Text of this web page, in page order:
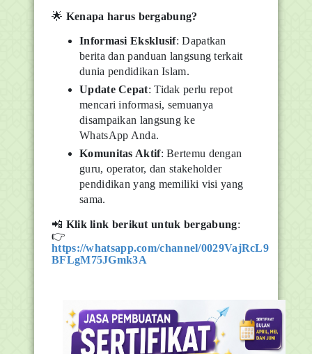
🌟 Kenapa harus bergabung?
Informasi Eksklusif: Dapatkan
berita dan panduan langsung terkait
dunia pendidikan Islam.
Update Cepat: Tidak perlu repot
mencari informasi, semuanya
disampaikan langsung ke
WhatsApp Anda.
Komunitas Aktif: Bertemu dengan
guru, operator, dan stakeholder
pendidikan yang memiliki visi yang
sama.
📲 Klik link berikut untuk bergabung:
👉
https://whatsapp.com/channel/0029VajRcL9
BFLgM75JGmk3A